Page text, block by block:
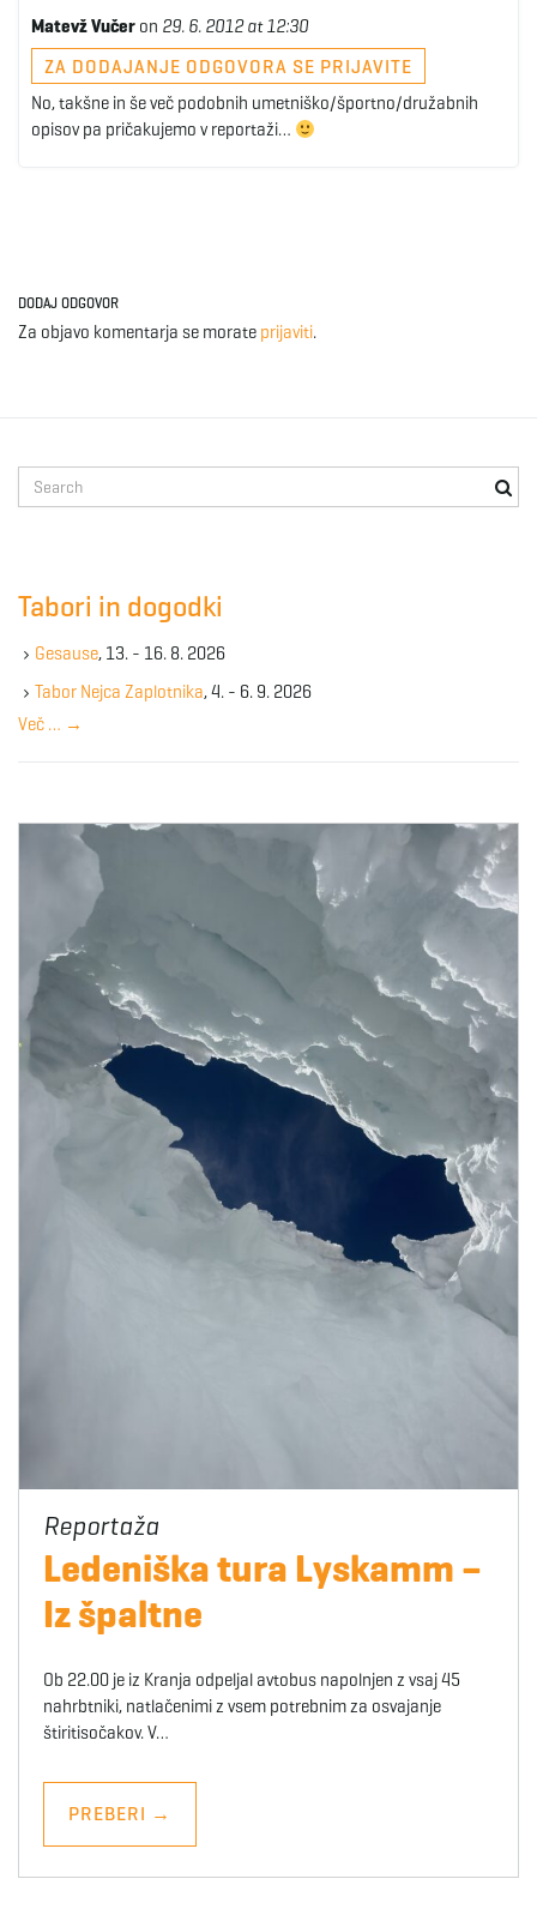
Matevž Vučer on 29. 6. 2012 at 12:30
ZA DODAJANJE ODGOVORA SE PRIJAVITE
No, takšne in še več podobnih umetniško/športno/družabnih
opisov pa pričakujemo v reportaži…
DODAJ ODGOVOR
Za objavo komentarja se morate prijaviti.
e
e
y
w
r
Tabori in dogodki
Gesause, 13. - 16. 8. 2026
Tabor Nejca Zaplotnika, 4. - 6. 9. 2026
Več … →
Ledeniška tura Lyskamm –
Iz špaltne
Ob 22.00 je iz Kranja odpeljal avtobus napolnjen z vsaj 45
nahrbtniki, natlačenimi z vsem potrebnim za osvajanje
štiritisočakov. V…
PREBERI →